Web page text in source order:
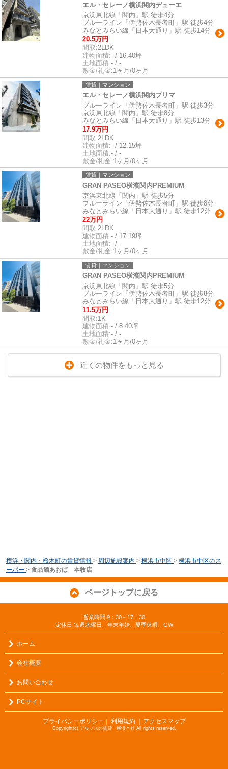
エル・セレーノ横浜関内デューエ
京浜東北線「関内」駅 徒歩4分
ブルーライン「伊勢佐木長者町」駅 徒歩4分
みなとみらい線「日本大通り」駅 徒歩14分
20.5万円
間取:2LDK
建物面積:- / 16.40坪
土地面積:- / -
敷金/礼金:1ヶ月/0ヶ月
賃貸｜マンション
エル・セレーノ横浜関内プリマ
ブルーライン「伊勢佐木長者町」駅 徒歩3分
京浜東北線「関内」駅 徒歩8分
みなとみらい線「日本大通り」駅 徒歩13分
17.9万円
間取:2LDK
建物面積:- / 12.15坪
土地面積:- / -
敷金/礼金:1ヶ月/0ヶ月
賃貸｜マンション
GRAN PASEO横濱関内PREMIUM
京浜東北線「関内」駅 徒歩5分
ブルーライン「伊勢佐木長者町」駅 徒歩8分
みなとみらい線「日本大通り」駅 徒歩12分
22万円
間取:2LDK
建物面積:- / 17.19坪
土地面積:- / -
敷金/礼金:1ヶ月/0ヶ月
賃貸｜マンション
GRAN PASEO横濱関内PREMIUM
京浜東北線「関内」駅 徒歩5分
ブルーライン「伊勢佐木長者町」駅 徒歩8分
みなとみらい線「日本大通り」駅 徒歩12分
11.5万円
間取:1K
建物面積:- / 8.40坪
土地面積:- / -
敷金/礼金:1ヶ月/0ヶ月
近くの物件をもっと見る
横浜・関内・桜木町の賃貸情報 > 周辺施設案内 > 横浜市中区 > 横浜市中区のス
ーパー > 食品館あおば 本牧店
ページトップに戻る
営業時間:9：30～17：30
定休日:毎週水曜日、年末年始、夏季休暇、GW
ホーム
会社概要
お問い合わせ
PCサイト
プライバシーポリシー ｜ 利用規約 ｜アクセスマップ
Copyright(c) アルプスの賃貸 横浜本社 All rights reserved.